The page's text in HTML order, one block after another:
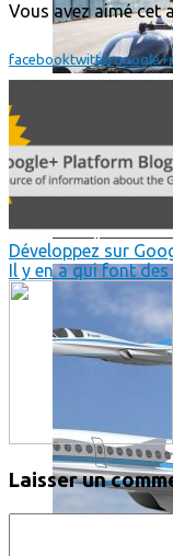
Boom, cet
Vous avez aimé cet
facebooktwittergoogle+
Développez sur
Il y en a qui font des
Laisser un